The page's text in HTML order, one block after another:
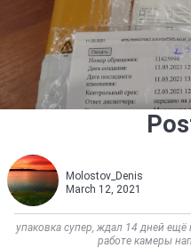
Molostov_Denis
March 12, 2021
упаковка супер, ждал 14 дней
работе камеры